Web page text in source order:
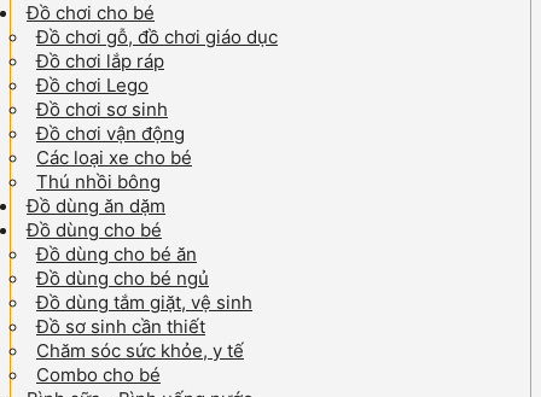
Đồ chơi cho bé
Đồ chơi gỗ, đồ chơi giáo dục
Đồ chơi lắp ráp
Đồ chơi Lego
Đồ chơi sơ sinh
Đồ chơi vận động
Các loại xe cho bé
Thú nhồi bông
Đồ dùng ăn dặm
Đồ dùng cho bé
Đồ dùng cho bé ăn
Đồ dùng cho bé ngủ
Đồ dùng tắm giặt, vệ sinh
Đồ sơ sinh cần thiết
Chăm sóc sức khỏe, y tế
Combo cho bé